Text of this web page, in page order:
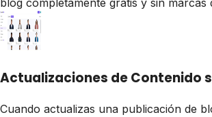
blog completamente gratis y sin marcas
Actualizaciones de Contenido
Cuando actualizas una publicación de